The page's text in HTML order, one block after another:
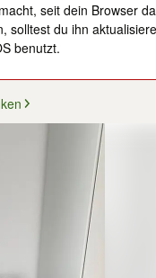
seit dein Browser
solltest du ihn
benutzt.